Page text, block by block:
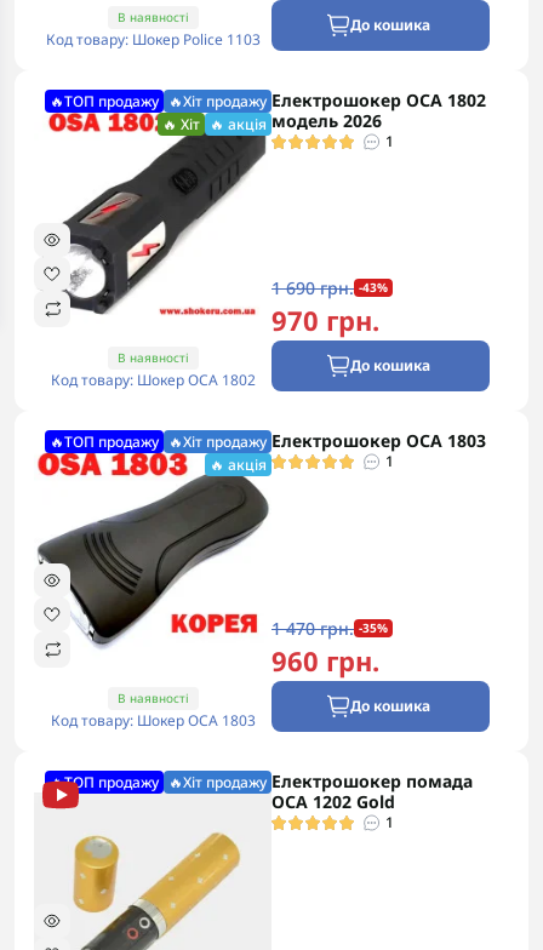
В наявності
Код товару: Шокер Police 1103
До кошика
🔥ТОП продажу 🔥Хіт продажу
🔥 Хіт 🔥 акція
В наявності
Код товару: Шокер ОСА 1802
Електрошокер ОСА 1802
модель 2026
1
1 690 грн. -43%
970 грн.
До кошика
🔥ТОП продажу 🔥Хіт продажу
🔥 акція
В наявності
Код товару: Шокер ОСА 1803
Електрошокер ОСА 1803
1
1 470 грн. -35%
960 грн.
До кошика
🔥ТОП продажу 🔥Хіт продажу Електрошокер помада
ОСА 1202 Gold
1